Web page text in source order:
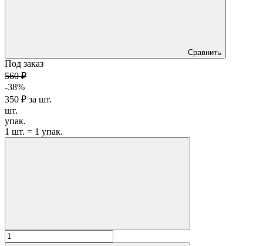
Сравнить
Под заказ
560 ₽
-38%
350 ₽ за шт.
шт.
упак.
1 шт. = 1 упак.